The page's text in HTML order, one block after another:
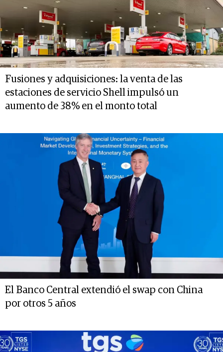
Fusiones y adquisiciones: la venta de las
estaciones de servicio Shell impulsó un
aumento de 38% en el monto total
El Banco Central extendió el swap con China
por otros 5 años